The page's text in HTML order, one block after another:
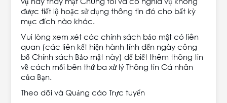
được tiết lộ hoặc sử dụng thông tin đó cho bất kỳ
mục đích nào khác.
Vui lòng xem xét các chính sách bảo mật có liên
quan (các liên kết hiện hành tính đến ngày công
bố Chính sách Bảo mật này) để biết thêm thông tin
về cách mỗi bên thứ ba xử lý Thông tin Cá nhân
của Bạn.
Theo dõi và Quảng cáo Trực tuyến